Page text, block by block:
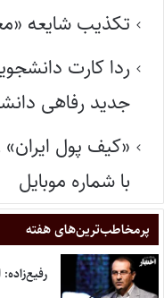
تکذیب شایعه
ردا کارت
جدید رفاهی
«کیف پول ایران»
با شماره موبایل
پر‌مخاطب‌ترین‌های هفته